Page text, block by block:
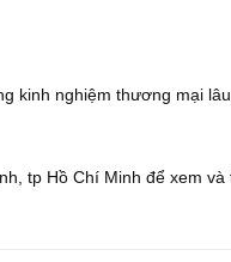
kinh nghiệm thương mại
tp Hồ Chí Minh để xem